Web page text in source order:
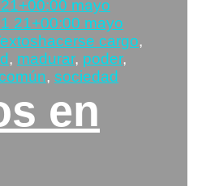
puede
ser
una
ideología
de
izquierdas
(de
derechas
mayo
21+00:00 mayo
Etiquetas
hacerse cargo,
, madurar, poder,
, sociedad
en